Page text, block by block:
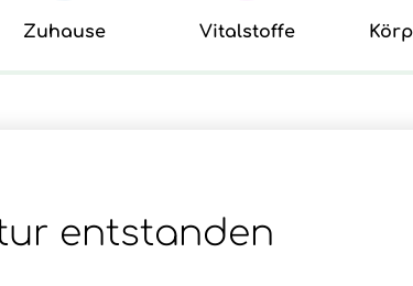
Zuhause Vitalstoffe
entstanden